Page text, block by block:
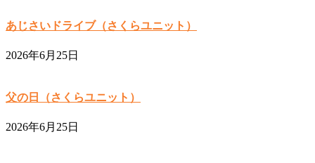
あじさいドライブ（さくらユニット）
2026年6月25日
父の日（さくらユニット）
2026年6月25日